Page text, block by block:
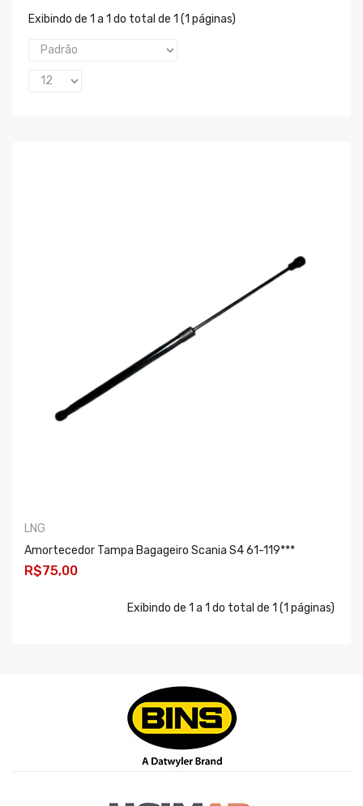
Exibindo de 1 a 1 do total de 1 (1 páginas)
LNG
Amortecedor Tampa Bagageiro Scania S4 61-119***
R$75,00
Exibindo de 1 a 1 do total de 1 (1 páginas)